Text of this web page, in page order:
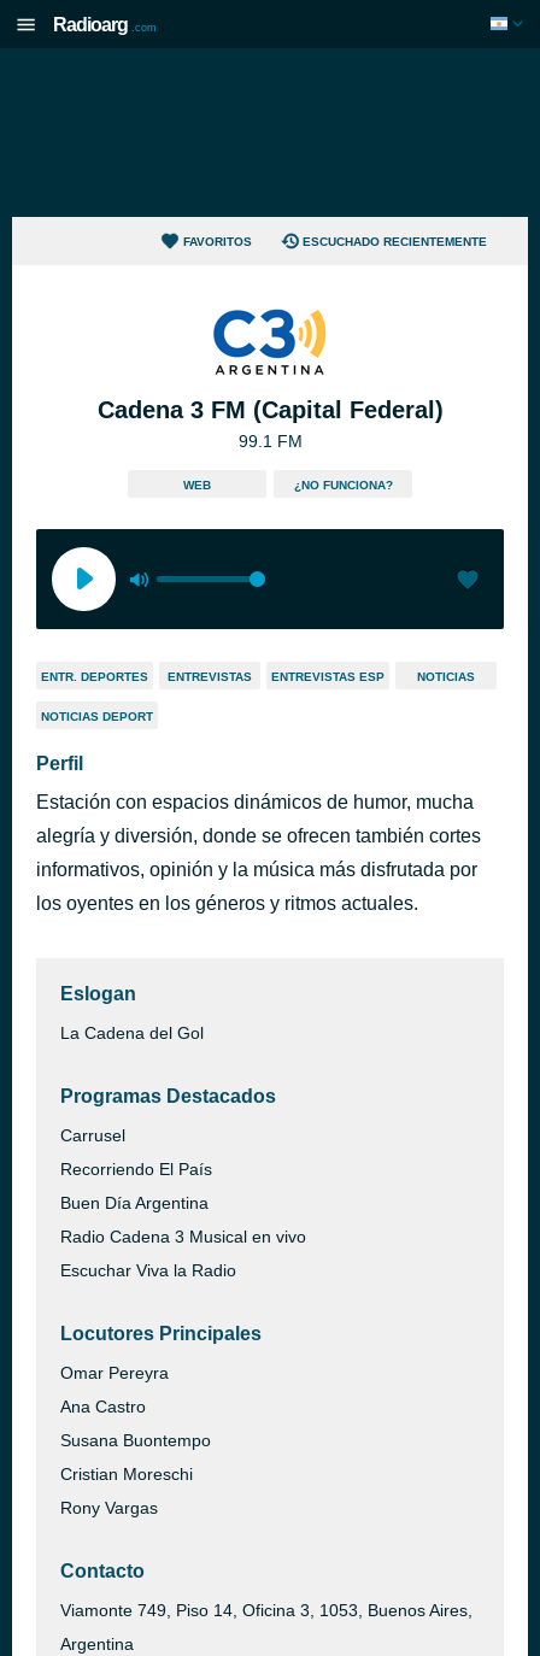
Radioarg .com
FAVORITOS ESCUCHADO RECIENTEMENTE
Cadena 3 FM (Capital Federal)
99.1 FM
WEB ¿NO FUNCIONA?
ENTR. DEPORTES ENTREVISTAS ENTREVISTAS ESP NOTICIAS
NOTICIAS DEPORT
Perfil
Estación con espacios dinámicos de humor, mucha
alegría y diversión, donde se ofrecen también cortes
informativos, opinión y la música más disfrutada por
los oyentes en los géneros y ritmos actuales.
Eslogan
La Cadena del Gol
Programas Destacados
Carrusel
Recorriendo El País
Buen Día Argentina
Radio Cadena 3 Musical en vivo
Escuchar Viva la Radio
Locutores Principales
Omar Pereyra
Ana Castro
Susana Buontempo
Cristian Moreschi
Rony Vargas
Contacto
Viamonte 749, Piso 14, Oficina 3, 1053, Buenos Aires,
Argentina